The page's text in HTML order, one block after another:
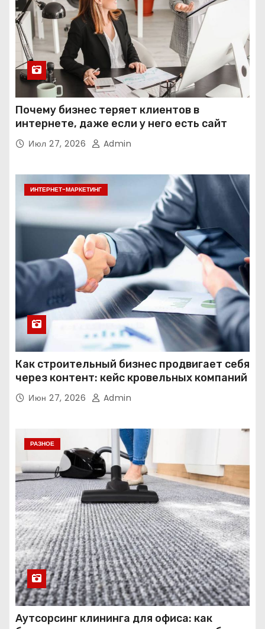
Почему бизнес теряет клиентов в
интернете, даже если у него есть сайт
Июл 27, 2026 Admin
ИНТЕРНЕТ-МАРКЕТИНГ
Как строительный бизнес продвигает себя
через контент: кейс кровельных компаний
Июн 27, 2026 Admin
РАЗНОЕ
Аутсорсинг клининга для офиса: как